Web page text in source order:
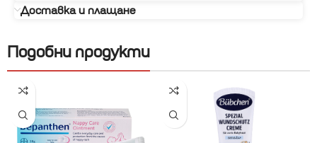
Доставка и плащане
Подобни продукти